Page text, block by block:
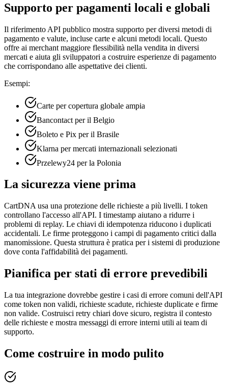
Supporto per pagamenti locali e globali
Il riferimento API pubblico mostra supporto per diversi metodi di
pagamento e valute, incluse carte e alcuni metodi locali. Questo
offre ai merchant maggiore flessibilità nella vendita in diversi
mercati e aiuta gli sviluppatori a costruire esperienze di pagamento
che corrispondano alle aspettative dei clienti.
Esempi:
Carte per copertura globale ampia
Bancontact per il Belgio
Boleto e Pix per il Brasile
Klarna per mercati internazionali selezionati
Przelewy24 per la Polonia
La sicurezza viene prima
CartDNA usa una protezione delle richieste a più livelli. I token
controllano l'accesso all'API. I timestamp aiutano a ridurre i
problemi di replay. Le chiavi di idempotenza riducono i duplicati
accidentali. Le firme proteggono i campi di pagamento critici dalla
manomissione. Questa struttura è pratica per i sistemi di produzione
dove conta l'affidabilità dei pagamenti.
Pianifica per stati di errore prevedibili
La tua integrazione dovrebbe gestire i casi di errore comuni dell'API
come token non validi, richieste scadute, richieste duplicate e firme
non valide. Costruisci retry chiari dove sicuro, registra il contesto
delle richieste e mostra messaggi di errore interni utili ai team di
supporto.
Come costruire in modo pulito